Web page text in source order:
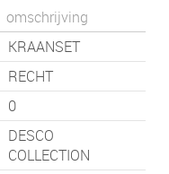
omschrijving
KRAANSET
RECHT
0
DESCO
COLLECTION